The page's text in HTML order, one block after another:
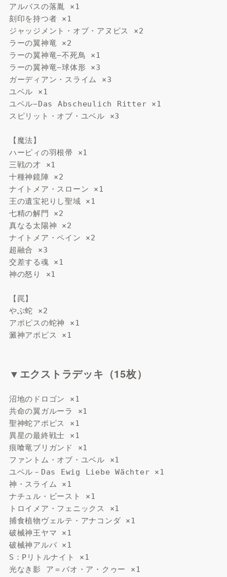
アルバスの落胤 ×1
刻印を持つ者 ×1
ジャッジメント・オブ・アヌビス ×2
ラーの翼神竜 ×2
ラーの翼神竜−不死鳥 ×1
ラーの翼神竜−球体形 ×3
ガーディアン・スライム ×3
ユベル ×1
ユベル−Das Abscheulich Ritter ×1
スピリット・オブ・ユベル ×3
【魔法】
ハーピィの羽根帚 ×1
三戦の才 ×1
十種神鏡陣 ×2
ナイトメア・スローン ×1
王の遺宝祀りし聖域 ×1
七精の解門 ×2
真なる太陽神 ×2
ナイトメア・ペイン ×2
超融合 ×3
交差する魂 ×1
神の怒り ×1
【罠】
やぶ蛇 ×2
アポピスの蛇神 ×1
澱神アポピス ×1
▼エクストラデッキ（15枚）
沼地のドロゴン ×1
共命の翼ガルーラ ×1
聖神蛇アポピス ×1
異星の最終戦士 ×1
痕喰竜ブリガンド ×1
ファントム・オブ・ユベル ×1
ユベル－Das Ewig Liebe Wächter ×1
神・スライム ×1
ナチュル・ビースト ×1
トロイメア・フェニックス ×1
捕食植物ヴェルテ・アナコンダ ×1
破械神王ヤマ ×1
破械神アルバ ×1
S：Pリトルナイト ×1
光なき影 ア＝バオ・ア・クゥー ×1